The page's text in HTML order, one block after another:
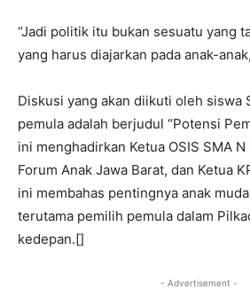
“Jadi politik itu bukan sesuatu yang
yang harus diajarkan pada anak-
Diskusi yang akan diikuti oleh siswa
pemula adalah berjudul “Potensi
ini menghadirkan Ketua OSIS SMA N
Forum Anak Jawa Barat, dan Ketua
ini membahas pentingnya anak
terutama pemilih pemula dalam
kedepan.[]
- Advertisement -